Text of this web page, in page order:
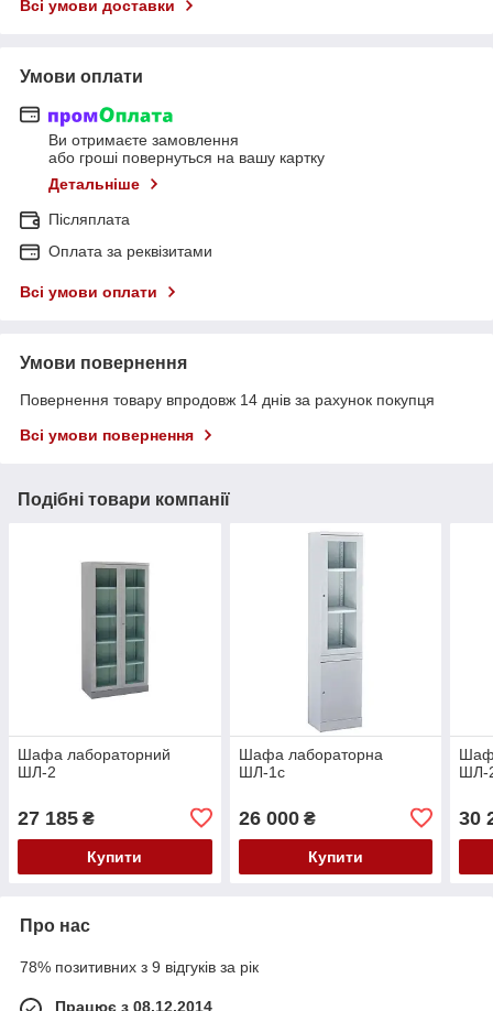
Всі умови доставки
Умови оплати
Ви отримаєте замовлення
або гроші повернуться на вашу картку
Детальніше
Післяплата
Оплата за реквізитами
Всі умови оплати
Умови повернення
Повернення товару впродовж 14 днів за рахунок покупця
Всі умови повернення
Подібні товари компанії
Шафа лабораторний
ШЛ-2
27 185 ₴
Купити
Шафа лабораторна
ШЛ-1с
26 000₴
Купити
ШЛ-
30
Про нас
78% позитивних з 9 відгуків за рік
Працює з 08.12.2014